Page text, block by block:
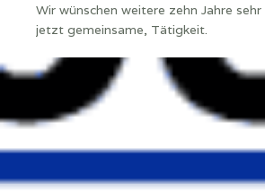
Wir wünschen weitere zehn Jahre
jetzt gemeinsame, Tätigkeit.